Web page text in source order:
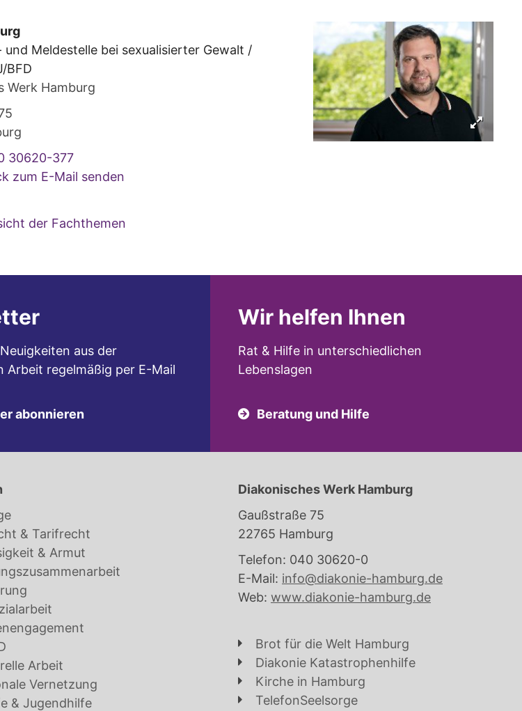
und Meldestelle bei sexualisierter Gewalt /
BFD
Werk Hamburg
30620-377
zum E-Mail senden
der Fachthemen
aus der
Arbeit regelmäßig per E-Mail
abonnieren
Wir helfen Ihnen
Rat & Hilfe in unterschiedlichen
Lebenslagen
Beratung und Hilfe
& Tarifrecht
& Armut
Arbeit
Vernetzung
& Jugendhilfe
Diakonisches Werk Hamburg
Gaußstraße 75
22765 Hamburg
Telefon: 040 30620-0
E-Mail: info@diakonie-hamburg.de
Web: www.diakonie-hamburg.de
Brot für die Welt Hamburg
Diakonie Katastrophenhilfe
Kirche in Hamburg
TelefonSeelsorge